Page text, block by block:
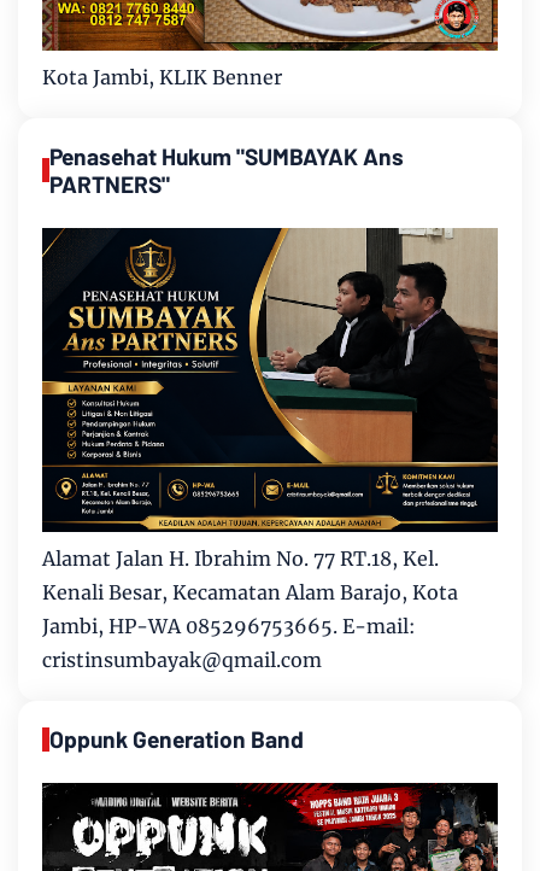
Kota Jambi, KLIK Benner
Penasehat Hukum "SUMBAYAK Ans
PARTNERS"
Alamat Jalan H. Ibrahim No. 77 RT.18, Kel.
Kenali Besar, Kecamatan Alam Barajo, Kota
Jambi, HP-WA 085296753665. E-mail:
cristinsumbayak@qmail.com
Oppunk Generation Band